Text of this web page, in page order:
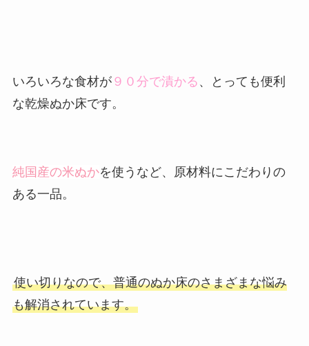
いろいろな食材が９０分で漬かる 、とっても便利
な乾燥ぬか床です。
純国産の米ぬかを使うなど、原材料にこだわりの
ある一品。
使い切りなので、普通のぬか床のさまざまな悩み
も解消されています。